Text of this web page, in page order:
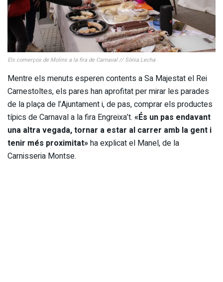
Els comerços de Molins a la fira de Carnaval // Sònia Lecha
Mentre els menuts esperen contents a Sa Majestat el Rei
Carnestoltes, els pares han aprofitat per mirar les parades
de la plaça de l’Ajuntament i, de pas, comprar els productes
típics de Carnaval a la fira Engreixa’t. «És un pas endavant
una altra vegada, tornar a estar al carrer amb la gent i
tenir més proximitat»ha explicat el Manel, de la
Carnisseria Montse.